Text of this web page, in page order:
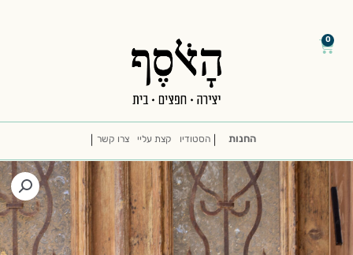
0
עגלת
החנות הסטודיו קצת עליי צרו קשר